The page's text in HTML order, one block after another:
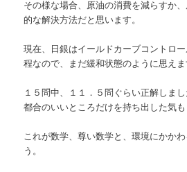
その様な場合、原油の消費を減らすか
的な解決方法だと思います。
現在、日銀はイールドカーブコントロ
程なので、まだ緩和状態のように思えま
１５問中、１１．５問ぐらい正解しまし
都合のいいところだけを持ち出した気
これが数学、尊い数学と、環境にかか
う。